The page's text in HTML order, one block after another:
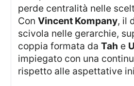
perde centralità nelle
ConVincent Kompany, il
scivola nelle gerarchie,
coppia formata daTah e
impiegato con una
rispetto alle aspettative